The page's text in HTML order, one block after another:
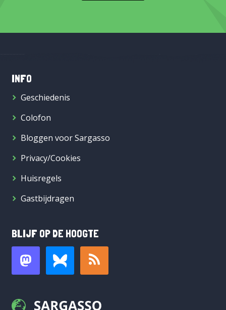
INFO
Geschiedenis
Colofon
Bloggen voor Sargasso
Privacy/Cookies
Huisregels
Gastbijdragen
BLIJF OP DE HOOGTE